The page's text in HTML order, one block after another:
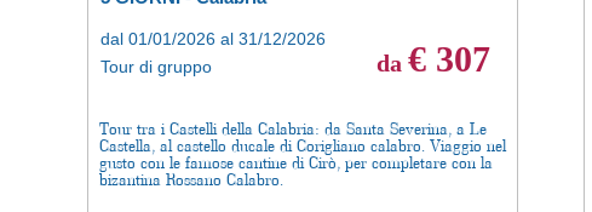
dal 01/01/2026 al 31/12/2026
Tour di gruppo
Tour tra i Castelli della Calabria: da Santa Severina, a Le
Castella, al castello ducale di Corigliano calabro. Viaggio nel
gusto con le famose cantine di Cirò, per completare con la
bizantina Rossano Calabro.
da € 307